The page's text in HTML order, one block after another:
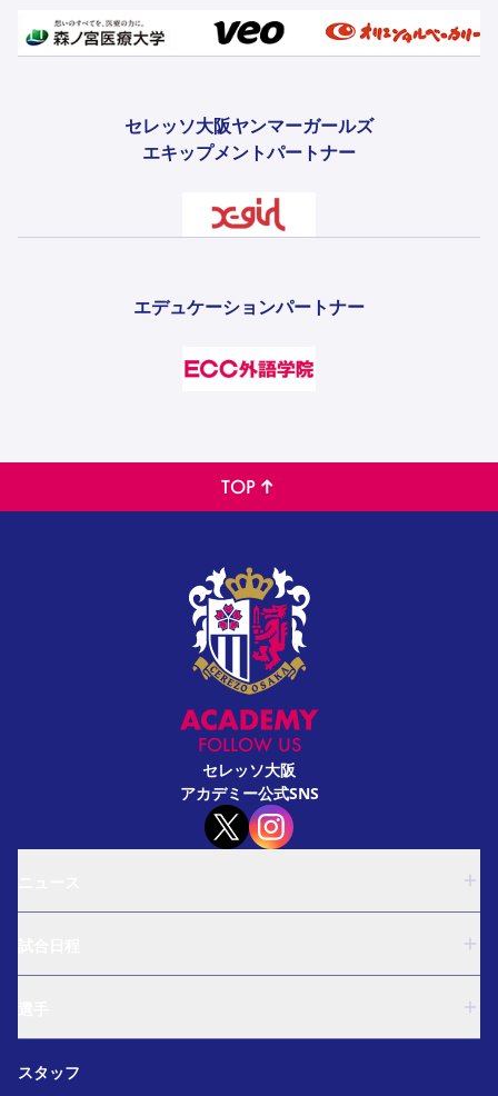
セレッソ大阪ヤンマーガールズ
エキップメントパートナー
エデュケーションパートナー
TOP
FOLLOW US
セレッソ大阪
アカデミー公式SNS
ガールズU-15
和歌山U-15
U-18
スタッフ